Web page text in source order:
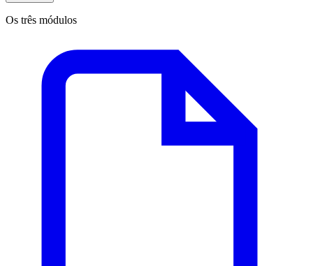
Os três módulos